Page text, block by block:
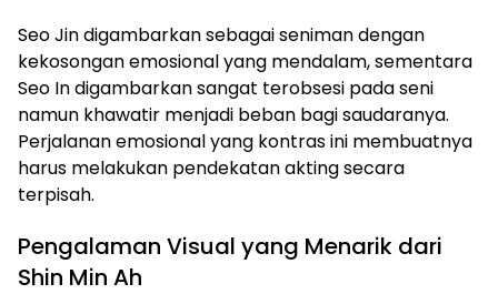
Seo Jin digambarkan sebagai seniman dengan
kekosongan emosional yang mendalam, sementara
Seo In digambarkan sangat terobsesi pada seni
namun khawatir menjadi beban bagi saudaranya.
Perjalanan emosional yang kontras ini membuatnya
harus melakukan pendekatan akting secara
terpisah.
Pengalaman Visual yang Menarik dari
Shin Min Ah